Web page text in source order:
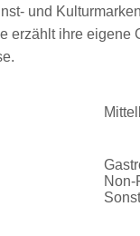
und
erzählt ihre
Non-